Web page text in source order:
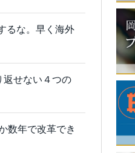
るな。早く海外
返せない４つの
数年で改革でき